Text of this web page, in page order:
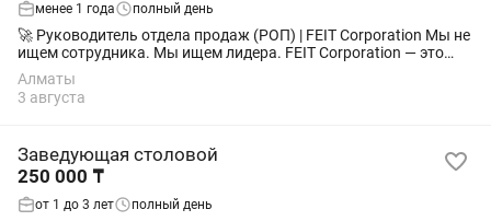
менее 1 года полный день
🚀 Руководитель отдела продаж (РОП) | FEIT Corporation Мы не
ищем сотрудника. Мы ищем лидера. FEIT Corporation — это
современная типография, где идеи превращаются в
качественную полиграфию,...
Алматы
3 августа
Заведующая столовой
250 000 ₸
от 1 до 3 лет полный день